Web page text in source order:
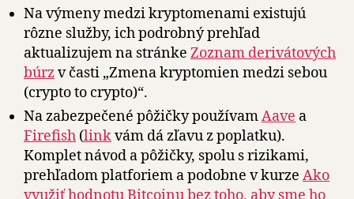
Na výmeny medzi kryptomenami existujú
rôzne služby, ich podrobný prehľad
aktualizujem na stránke Zoznam derivátových
búrzv časti „Zmena kryptomien medzi sebou
(crypto to crypto)“.
Na zabezpečené pôžičky používamAave a
Firefish (linkvám dá zľavu z poplatku).
Komplet návod a pôžičky, spolu s rizikami,
prehľadom platforiem a podobne v kurze Ako
využiť hodnotu Bitcoinu bez toho, aby sme ho